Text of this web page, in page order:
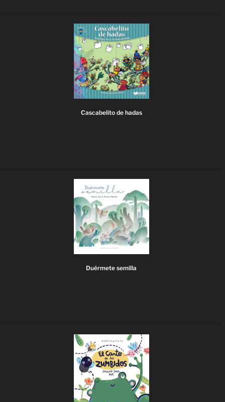
Cascabelito de hadas
Duérmete semilla